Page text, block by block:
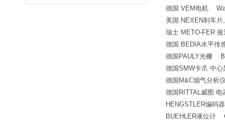
德国 VEM电机
美国 NEXEN刹车
瑞士 METO-FER
德国 BEDIA水平
德国PAULY光栅
德国SMW卡爪 中
德国M&C烟气分析
德国RITTAL威图
HENGSTLER编码
BUEHLER液位计